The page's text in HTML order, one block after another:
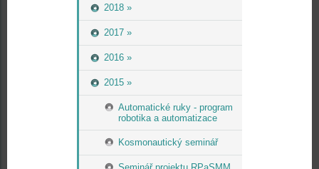
2018 »
2017 »
2016 »
2015 »
Automatické ruky - program
robotika a automatizace
Kosmonautický seminář